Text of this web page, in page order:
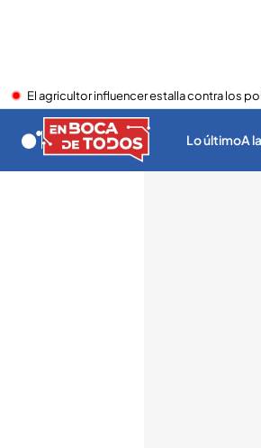
El agricultor influencer estalla contra los
Lo últimoA